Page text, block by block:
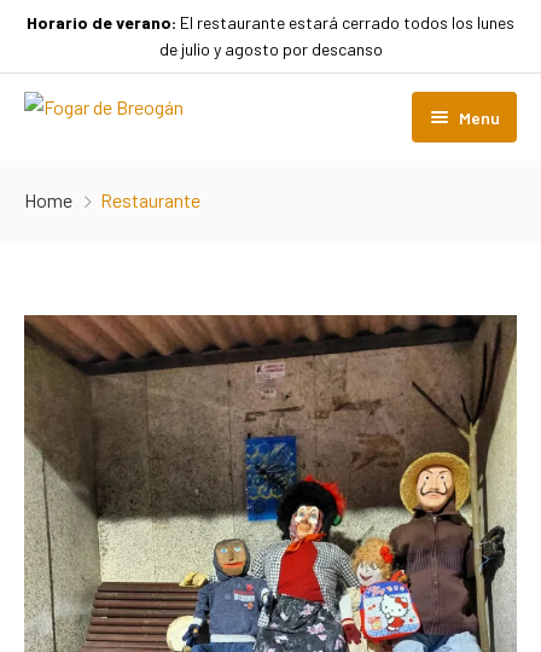
Horario de verano: El restaurante estará cerrado todos los lunes
de julio y agosto por descanso
Menu
Hospedaje
Contacto
Home Restaurante